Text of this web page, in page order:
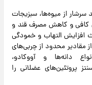
سرشار از میوه‌ها، سبزیجات
کافی و کاهش مصرف قند و
افزایش التهاب و خمودگی
محدود از چربی‌های
دانه‌ها و آووکادو،
پروتئین‌های عضلانی را